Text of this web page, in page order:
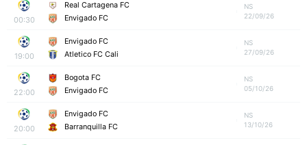
00:30
Real Cartagena FC
Envigado FC
NS
22/09/26
19:00
Envigado FC
Atletico FC Cali
NS
27/09/26
22:00
Bogota FC
Envigado FC
NS
05/10/26
20:00
Envigado FC
Barranquilla FC
NS
13/10/26